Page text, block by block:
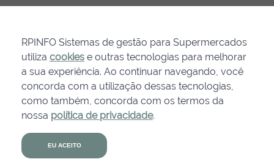
“Temos a confiança de que os
preços indicados nas etiquetas
estão realmente compatíveis
com o que é cobrado nos PDV’s,
RPINFO Sistemas de gestão para Supermercados
utiliza cookies e outras tecnologias para melhorar
a sua experiência. Ao continuar navegando, você
concorda com a utilização dessas tecnologias,
como também, concorda com os termos da
nossa política de privacidade.
EU ACEITO